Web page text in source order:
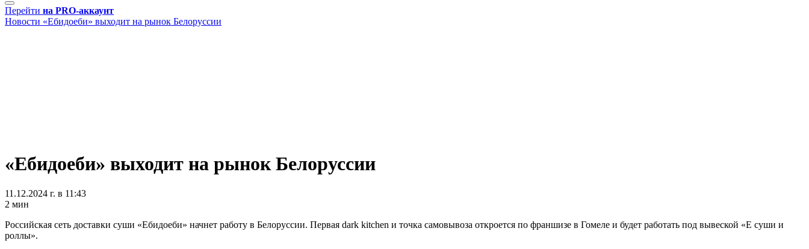
Перейти на PRO-аккаунт
Новости «Ебидоеби» выходит на рынок Белоруссии
«Ебидоеби» выходит на рынок Белоруссии
11.12.2024 г. в 11:43
Российская сеть доставки суши «Ебидоеби» начнет работу в Белоруссии. Первая dark kitchen и точка самовывоза откроется по франшизе в Гомеле и будет работать под вывеской «Е суши и